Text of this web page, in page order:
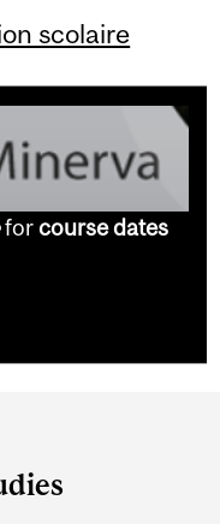
scolaire
forcourse dates